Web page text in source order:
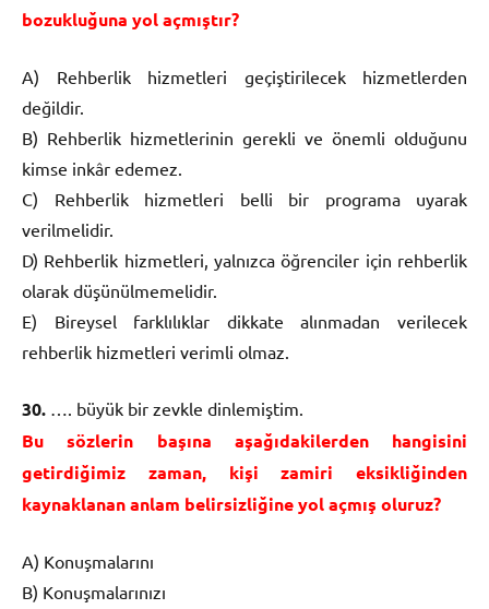
bozukluğuna yol açmıştır?
A) Rehberlik hizmetleri geçiştirilecek hizmetlerden
değildir.
B) Rehberlik hizmetlerinin gerekli ve önemli olduğunu
kimse inkâr edemez.
C) Rehberlik hizmetleri belli bir programa uyarak
verilmelidir.
D) Rehberlik hizmetleri, yalnızca öğrenciler için rehberlik
olarak düşünülmemelidir.
E) Bireysel farklılıklar dikkate alınmadan verilecek
rehberlik hizmetleri verimli olmaz.
30. …. büyük bir zevkle dinlemiştim.
Bu sözlerin başına aşağıdakilerden hangisini
getirdiğimiz zaman, kişi zamiri eksikliğinden
kaynaklanan anlam belirsizliğine yol açmış oluruz?
A) Konuşmalarını
B) Konuşmalarınızı